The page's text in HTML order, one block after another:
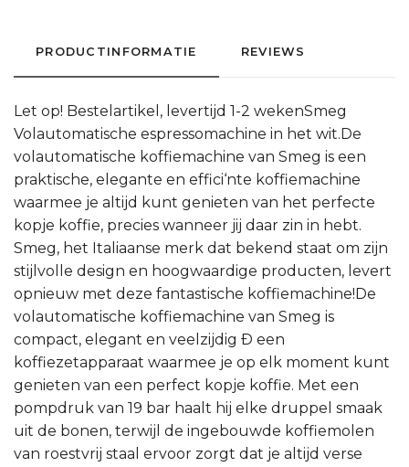
PRODUCTINFORMATIE REVIEWS
Let op! Bestelartikel, levertijd 1-2 wekenSmeg
Volautomatische espressomachine in het wit.De
volautomatische koffiemachine van Smeg is een
praktische, elegante en effici‘nte koffiemachine
waarmee je altijd kunt genieten van het perfecte
kopje koffie, precies wanneer jij daar zin in hebt.
Smeg, het Italiaanse merk dat bekend staat om zijn
stijlvolle design en hoogwaardige producten, levert
opnieuw met deze fantastische koffiemachine!De
volautomatische koffiemachine van Smeg is
compact, elegant en veelzijdig Ð een
koffiezetapparaat waarmee je op elk moment kunt
genieten van een perfect kopje koffie. Met een
pompdruk van 19 bar haalt hij elke druppel smaak
uit de bonen, terwijl de ingebouwde koffiemolen
van roestvrij staal ervoor zorgt dat je altijd verse